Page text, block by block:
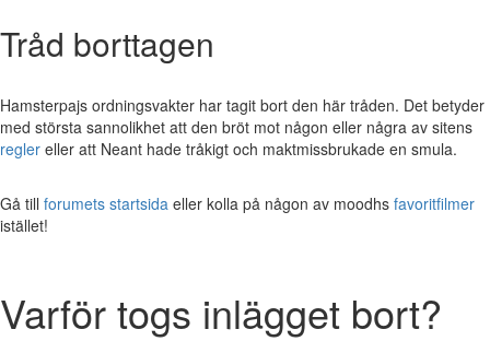
Tråd borttagen
Hamsterpajs ordningsvakter har tagit bort den här tråden. Det betyder
med största sannolikhet att den bröt mot någon eller några av sitens
regler eller att Neant hade tråkigt och maktmissbrukade en smula.
Gå till forumets startsida eller kolla på någon av moodhs favoritfilmer
istället!
Varför togs inlägget bort?